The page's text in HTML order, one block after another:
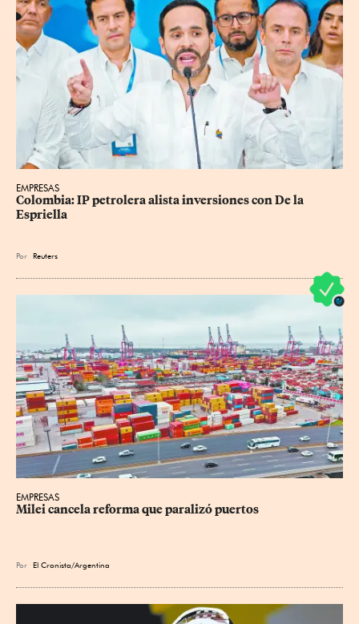
EMPRESAS
Colombia: IP petrolera alista inversiones con De la
Espriella
Por Reuters
EMPRESAS
Milei cancela reforma que paralizó puertos
Por El Cronista/Argentina